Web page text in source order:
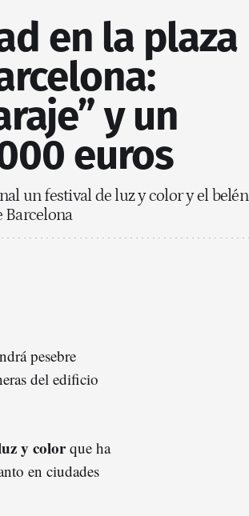
en la plaza
y un
euros
un festival de luz y color y el belén
Barcelona
pesebre
del edificio
y colorque ha
en ciudades